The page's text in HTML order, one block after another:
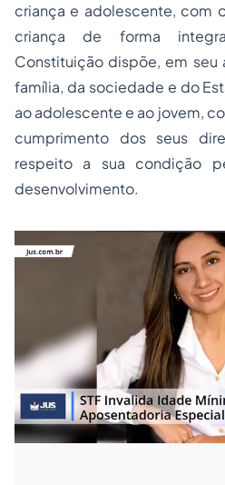
criança e adolescente, com
criança de forma
Constituição dispõe, em seu
família, da sociedade e do
ao adolescente e ao jovem,
cumprimento dos seus
respeito a sua condição
desenvolvimento.